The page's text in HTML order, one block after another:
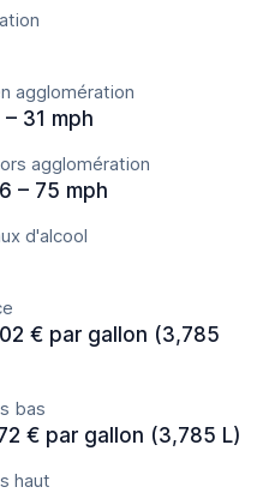
agglomération
31 mph
agglomération
– 75 mph
d'alcool
€ par gallon (3,785
bas
€ par gallon (3,785 L)
haut